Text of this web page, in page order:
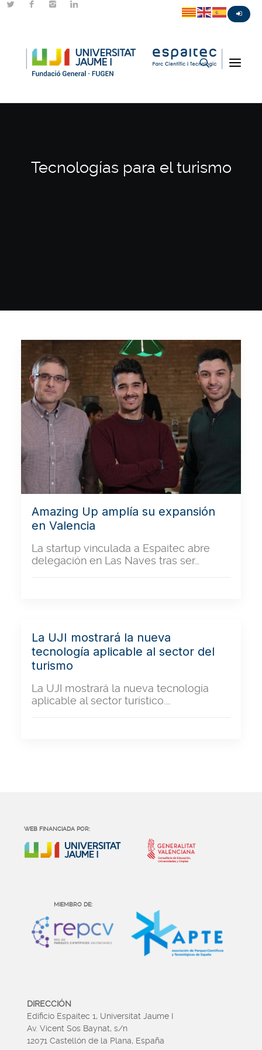
Tecnologías para el turismo
Amazing Up amplía su expansión
en Valencia
La startup vinculada a Espaitec abre
delegación en Las Naves tras ser…
La UJI mostrará la nueva
tecnología aplicable al sector del
turismo
La UJI mostrará la nueva tecnología
aplicable al sector turístico.…
WEB FINANCIADA POR:
MIEMBRO DE:
DIRECCIÓN
Edificio Espaitec 1, Universitat Jaume I
Av. Vicent Sos Baynat, s/n
12071 Castellón de la Plana, España